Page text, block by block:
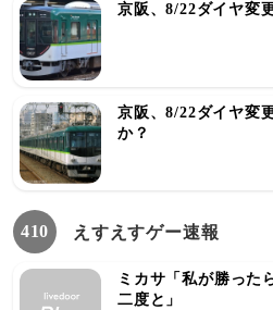
京阪、8/22ダイヤ変
京阪、8/22ダイヤ変
か？
410 えすえすゲー速報
ミカサ「私が勝った
二度と」